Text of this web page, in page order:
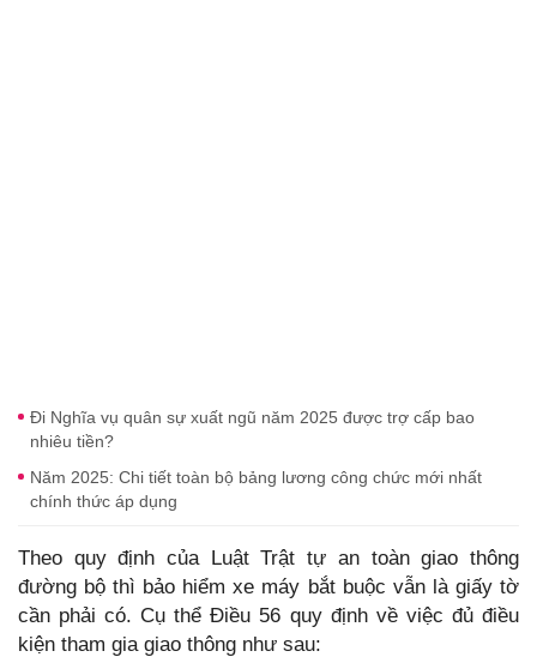
Đi Nghĩa vụ quân sự xuất ngũ năm 2025 được trợ cấp bao
nhiêu tiền?
Năm 2025: Chi tiết toàn bộ bảng lương công chức mới nhất
chính thức áp dụng
Theo quy định của Luật Trật tự an toàn giao thông
đường bộ thì bảo hiểm xe máy bắt buộc vẫn là giấy tờ
cần phải có. Cụ thể Điều 56 quy định về việc đủ điều
kiện tham gia giao thông như sau: